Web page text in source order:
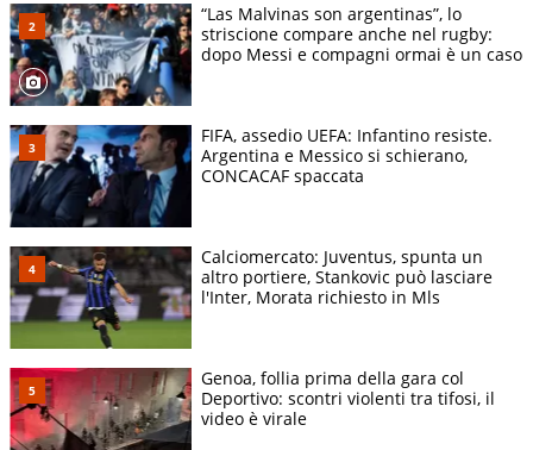
“Las Malvinas son argentinas”, lo
striscione compare anche nel rugby:
dopo Messi e compagni ormai è un caso
FIFA, assedio UEFA: Infantino resiste.
Argentina e Messico si schierano,
CONCACAF spaccata
Calciomercato: Juventus, spunta un
altro portiere, Stankovic può lasciare
l'Inter, Morata richiesto in Mls
Genoa, follia prima della gara col
Deportivo: scontri violenti tra tifosi, il
video è virale